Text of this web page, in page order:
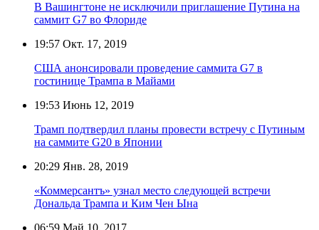
В Вашингтоне не исключили приглашение Путина на
саммит G7 во Флориде
19:57 Окт. 17, 2019
США анонсировали проведение саммита G7 в
гостинице Трампа в Майами
19:53 Июнь 12, 2019
Трамп подтвердил планы провести встречу с Путиным
на саммите G20 в Японии
20:29 Янв. 28, 2019
«Коммерсантъ» узнал место следующей встречи
Дональда Трампа и Ким Чен Ына
06:59 Май 10, 2017